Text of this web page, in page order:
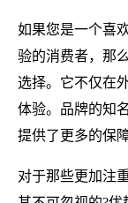
如果您是一个喜
验的消费者，那
选择。它不仅在
体验。品牌的知
提供了更多的保障
对于那些更加注